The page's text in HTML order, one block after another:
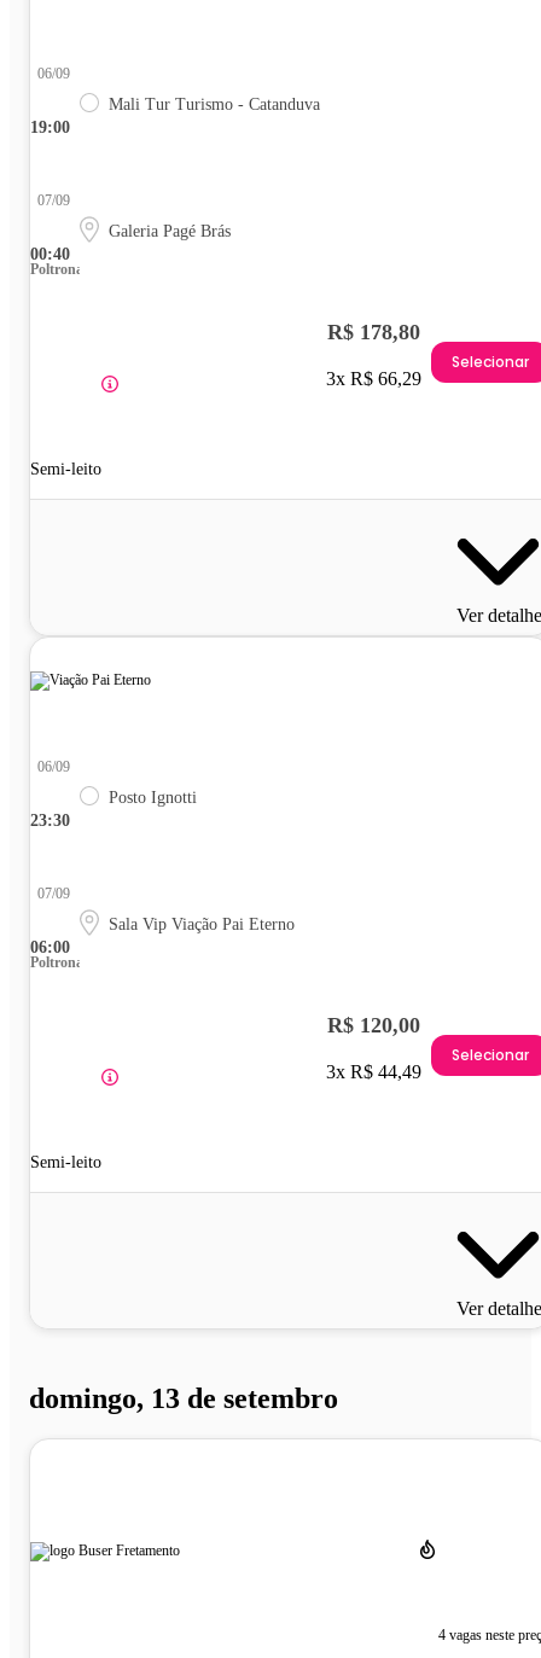
19:00
06/09
Mali Tur Turismo - Catanduva
00:40
07/09
Galeria Pagé Brás
Poltrona
Semi-leito
R$ 178,80
3x R$ 66,29
Selecionar
Ver
23:30
06/09
Posto Ignotti
06:00
07/09
Sala Vip Viação Pai Eterno
Poltrona
Semi-leito
R$ 120,00
3x R$ 44,49
Selecionar
Ver
domingo, 13 de setembro
4 vagas neste